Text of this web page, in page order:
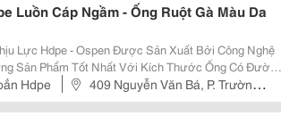
Luồn Cáp Ngầm - Ống Ruột Gà Màu Da
Lực Hdpe - Ospen Được Sản Xuất Bởi Công Nghệ
Sản Phẩm Tốt Nhất Với Kích Thước Ống Có Đường
Uốn Cong,
Kinh Tế, Tiết Kiệ
Hdpe
409 Nguyễn Văn Bá, P. Trường